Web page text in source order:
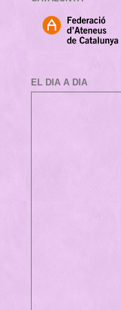
EL DIA A DIA